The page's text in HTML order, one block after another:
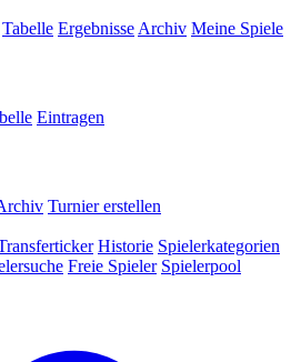
Tabelle Ergebnisse Archiv Meine Spiele
Eintragen
Turnier erstellen
Historie Spielerkategorien
Freie Spieler Spielerpool